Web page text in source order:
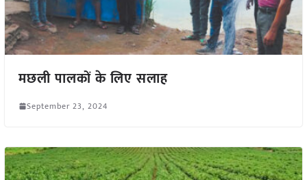
मछली पालकों के लिए सलाह
September 23, 2024